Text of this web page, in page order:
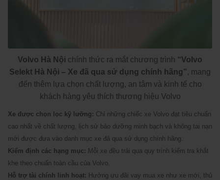
Volvo Hà Nội chính thức ra mắt chương trình “Volvo
Selekt Hà Nội – Xe đã qua sử dụng chính hãng”, mang
đến thêm lựa chọn chất lượng, an tâm và kinh tế cho
khách hàng yêu thích thương hiệu Volvo
Xe được chọn lọc kỹ lưỡng: Chỉ những chiếc xe Volvo đạt tiêu chuẩn
cao nhất về chất lượng, lịch sử bảo dưỡng minh bạch và không tai nạn
mới được đưa vào danh mục xe đã qua sử dụng chính hãng.
Kiểm định các hạng mục: Mỗi xe đều trải qua quy trình kiểm tra khắt
khe theo chuẩn toàn cầu của Volvo.
Hỗ trợ tài chính linh hoạt: Hưởng ưu đãi vay mua xe như xe mới, thủ